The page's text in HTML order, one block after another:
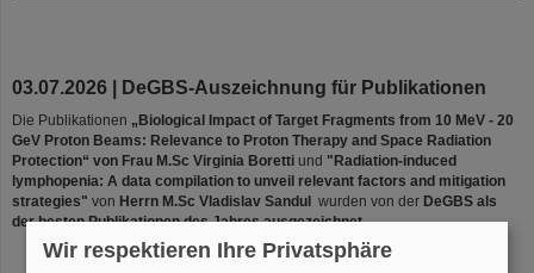
03.07.2026 | DeGBS-Auszeichnung für Publikationen
Die Publikationen „Biological Impact of Target Fragments from 10 MeV - 20
GeV Proton Beams: Relevance to Proton Therapy and Space Radiation
Protection“ von Frau M.Sc Virginia Boretti und "Radiation-induced
lymphopenia: A data compilation to unveil relevant factors and mitigation
strategies" von Herrn M.Sc Vladislav Sandul wurden von der DeGBS als
der besten Publikationen des Jahres ausgezeichnet.
Wir respektieren Ihre Privatsphäre